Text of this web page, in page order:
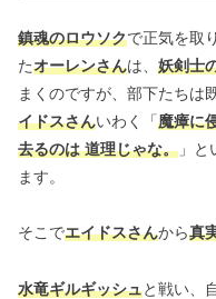
鎮魂のロウソクで正気を取
たオーレンさんは、 妖剣士
まくのですが、部下たちは
イドスさんいわく「魔瘴に
去るのは 道理じゃな。 」
ます。
そこでエイドスさんから真
水竜ギルギッシュと戦い、